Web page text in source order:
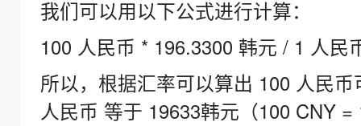
我们可以用以下公式进行计算：
100 人民币 * 196.3300 韩元 / 1 人民
所以，根据汇率可以算出 100 人民
人民币 等于 19633韩元（100 CNY =